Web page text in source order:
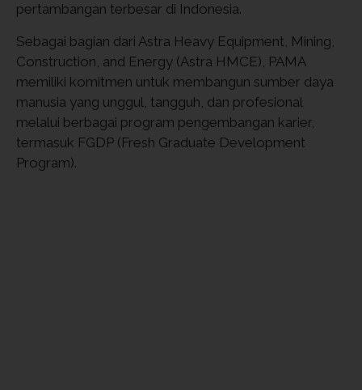
pertambangan terbesar di Indonesia.
Sebagai bagian dari Astra Heavy Equipment, Mining,
Construction, and Energy (Astra HMCE), PAMA
memiliki komitmen untuk membangun sumber daya
manusia yang unggul, tangguh, dan profesional
melalui berbagai program pengembangan karier,
termasuk FGDP (Fresh Graduate Development
Program).